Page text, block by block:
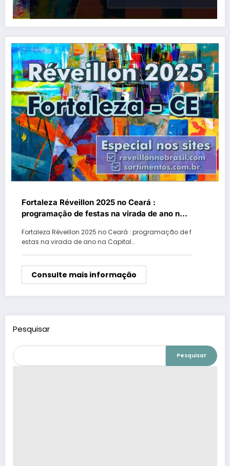
Fortaleza Réveillon 2025 no Ceará :
programação de festas na virada de ano na
Fortaleza Réveillon 2025 no Ceará : programação de f
estas na virada de ano na Capital…
Consulte mais informação
Pesquisar
Pesquisar